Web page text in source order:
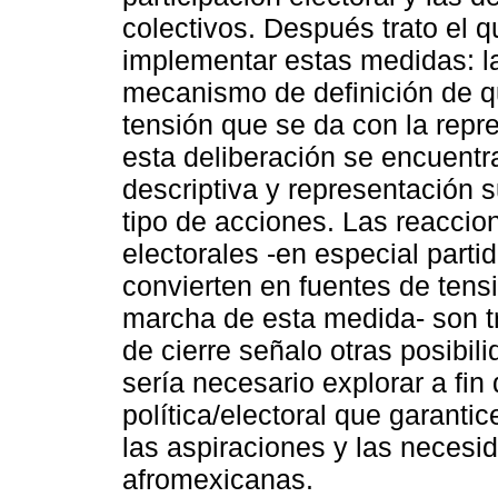
colectivos. Después trato el
implementar estas medidas:
mecanismo de definición de
tensión que se da con la
esta deliberación se
descriptiva y representación
tipo de acciones. Las
electorales -en especial
convierten en fuentes de
marcha de esta medida- son
de cierre señalo otras
sería necesario explorar a
política/electoral que
las aspiraciones y las
afromexicanas.